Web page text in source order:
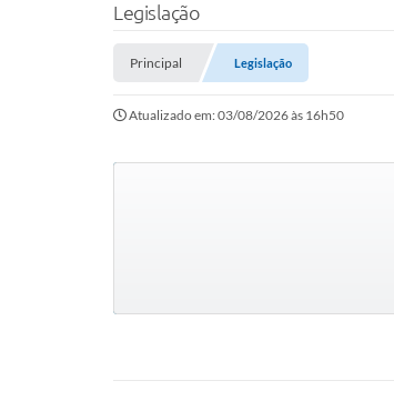
Legislação
Principal Legislação
Atualizado em: 03/08/2026 às 16h50